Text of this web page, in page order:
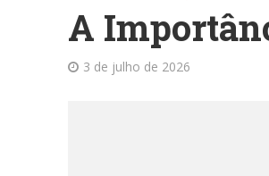
A
3 de julho de 2026